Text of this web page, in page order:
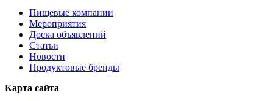
Пищевые компании
Мероприятия
Доска объявлений
Статьи
Новости
Продуктовые бренды
Карта сайта